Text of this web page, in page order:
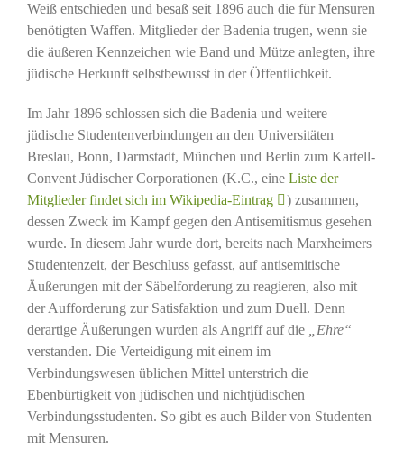
Weiß entschieden und besaß seit 1896 auch die für Mensuren
benötigten Waffen. Mitglieder der Badenia trugen, wenn sie
die äußeren Kennzeichen wie Band und Mütze anlegten, ihre
jüdische Herkunft selbstbewusst in der Öffentlichkeit.
Im Jahr 1896 schlossen sich die Badenia und weitere
jüdische Studentenverbindungen an den Universitäten
Breslau, Bonn, Darmstadt, München und Berlin zum Kartell-
Convent Jüdischer Corporationen (K.C., eine Liste der
Mitglieder findet sich im Wikipedia-Eintrag
) zusammen,
dessen Zweck im Kampf gegen den Antisemitismus gesehen
wurde. In diesem Jahr wurde dort, bereits nach Marxheimers
Studentenzeit, der Beschluss gefasst, auf antisemitische
Äußerungen mit der Säbelforderung zu reagieren, also mit
der Aufforderung zur Satisfaktion und zum Duell. Denn
derartige Äußerungen wurden als Angriff auf die „Ehre“
verstanden. Die Verteidigung mit einem im
Verbindungswesen üblichen Mittel unterstrich die
Ebenbürtigkeit von jüdischen und nichtjüdischen
Verbindungsstudenten. So gibt es auch Bilder von Studenten
mit Mensuren.